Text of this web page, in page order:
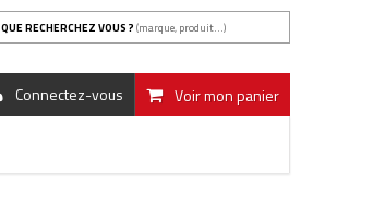
QUE RECHERCHEZ VOUS ? (marque, produit...)
Voir mon panier
Connectez-vous